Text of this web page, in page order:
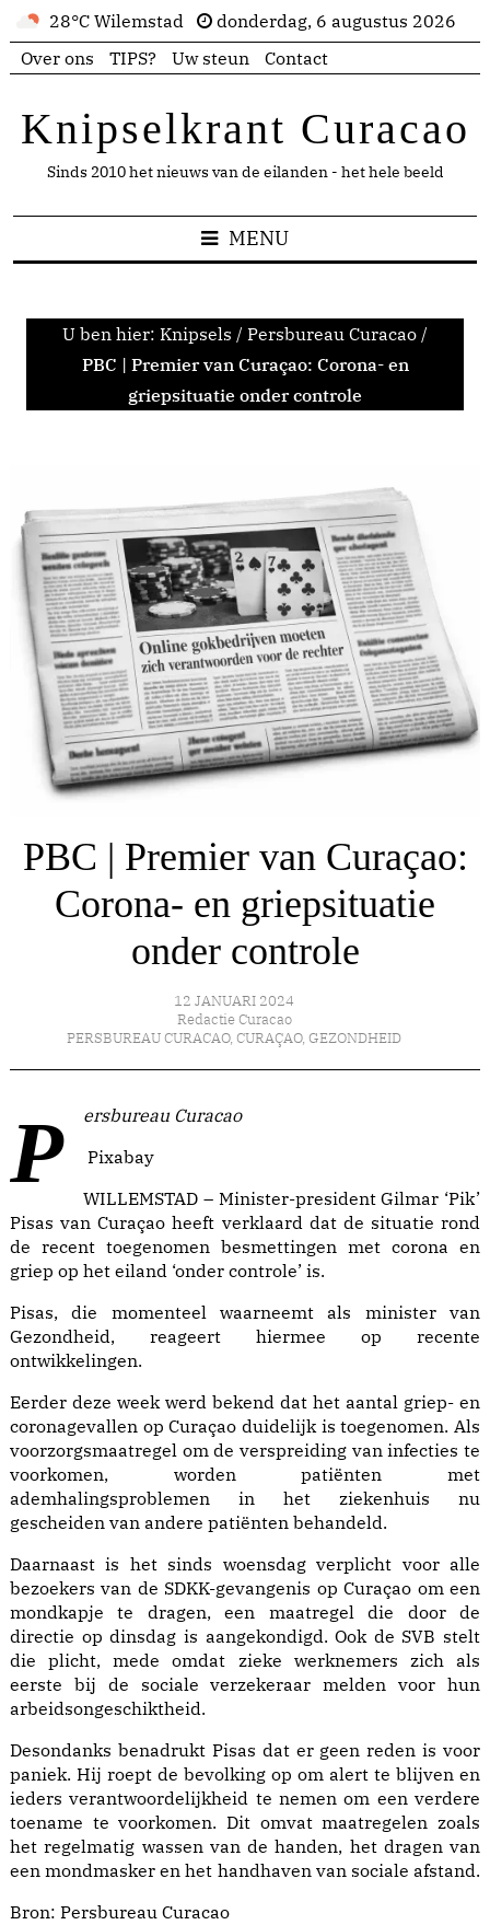
28°C Wilemstad
donderdag, 6 augustus 2026
Over ons
TIPS? Uw steun Contact
Knipselkrant Curacao
Sinds 2010 het nieuws van de eilanden - het hele beeld
MENU
U ben hier: Knipsels / Persbureau Curacao /
PBC | Premier van Curaçao: Corona- en
griepsituatie onder controle
PBC | Premier van Curaçao:
Corona- en griepsituatie
onder controle
12 JANUARI 2024
Redactie Curacao
PERSBUREAU CURACAO, CURAÇAO, GEZONDHEID
Persbureau Curacao
Pixabay
WILLEMSTAD – Minister-president Gilmar ‘Pik’
Pisas van Curaçao heeft verklaard dat de situatie rond
de recent toegenomen besmettingen met corona en
griep op het eiland ‘onder controle’ is.
Pisas, die momenteel waarneemt als minister van
Gezondheid, reageert hiermee op recente
ontwikkelingen.
Eerder deze week werd bekend dat het aantal griep- en
coronagevallen op Curaçao duidelijk is toegenomen. Als
voorzorgsmaatregel om de verspreiding van infecties te
voorkomen, worden patiënten met
ademhalingsproblemen in het ziekenhuis nu
gescheiden van andere patiënten behandeld.
Daarnaast is het sinds woensdag verplicht voor alle
bezoekers van de SDKK-gevangenis op Curaçao om een
mondkapje te dragen, een maatregel die door de
directie op dinsdag is aangekondigd. Ook de SVB stelt
die plicht, mede omdat zieke werknemers zich als
eerste bij de sociale verzekeraar melden voor hun
arbeidsongeschiktheid.
Desondanks benadrukt Pisas dat er geen reden is voor
paniek. Hij roept de bevolking op om alert te blijven en
ieders verantwoordelijkheid te nemen om een verdere
toename te voorkomen. Dit omvat maatregelen zoals
het regelmatig wassen van de handen, het dragen van
een mondmasker en het handhaven van sociale afstand.
Bron: Persbureau Curacao